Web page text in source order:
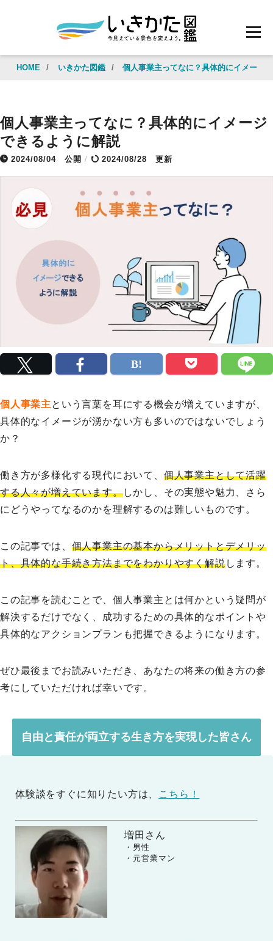
HOME / いきかた図鑑 / 個人事業主ってなに？具体的にイメージ
個人事業主ってなに？具体的にイメージ
できるように解説
2024/08/04 公開 / 2024/08/28 更新
個人事業主という言葉を耳にする機会が増えていますが、
具体的なイメージが湧かない方も多いのではないでしょう
か？
働き方が多様化する現代において、 個人事業主として活躍
する人々が増えています。しかし、その実態や魅力、さら
にどうやってなるのかを理解するのは難しいものです。
この記事では、 個人事業主の基本からメリットとデメリッ
ト、具体的な手続き方法までをわかりやすく解説します。
この記事を読むことで、個人事業主とは何かという疑問が
解決するだけでなく、成功するための具体的なポイントや
具体的なアクションプランも把握できるようになります。
ぜひ最後までお読みいただき、あなたの将来の働き方の参
考にしていただければ幸いです。
自由と責任が両立する生き方を実現した皆さん
体験談をすぐに知りたい方は、 こちら！
増田さん
・男性
・元営業マン